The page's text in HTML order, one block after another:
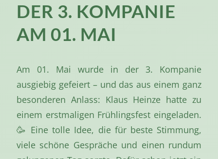
DER 3. KOMPANIE
AM 01. MAI
Am 01. Mai wurde in der 3. Kompanie
ausgiebig gefeiert – und das aus einem ganz
besonderen Anlass: Klaus Heinze hatte zu
einem erstmaligen Frühlingsfest eingeladen.
🥳 Eine tolle Idee, die für beste Stimmung,
viele schöne Gespräche und einen rundum